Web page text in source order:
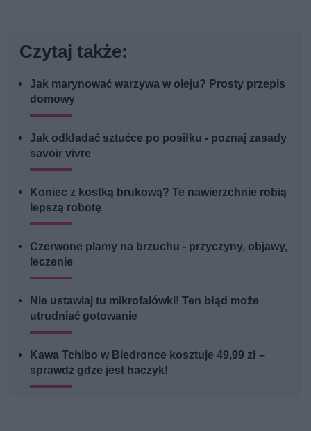
Czytaj także:
Jak marynować warzywa w oleju? Prosty przepis
domowy
Jak odkładać sztućce po posiłku - poznaj zasady
savoir vivre
Koniec z kostką brukową? Te nawierzchnie robią
lepszą robotę
Czerwone plamy na brzuchu - przyczyny, objawy,
leczenie
Nie ustawiaj tu mikrofalówki! Ten błąd może
utrudniać gotowanie
Kawa Tchibo w Biedronce kosztuje 49,99 zł –
sprawdź gdze jest haczyk!